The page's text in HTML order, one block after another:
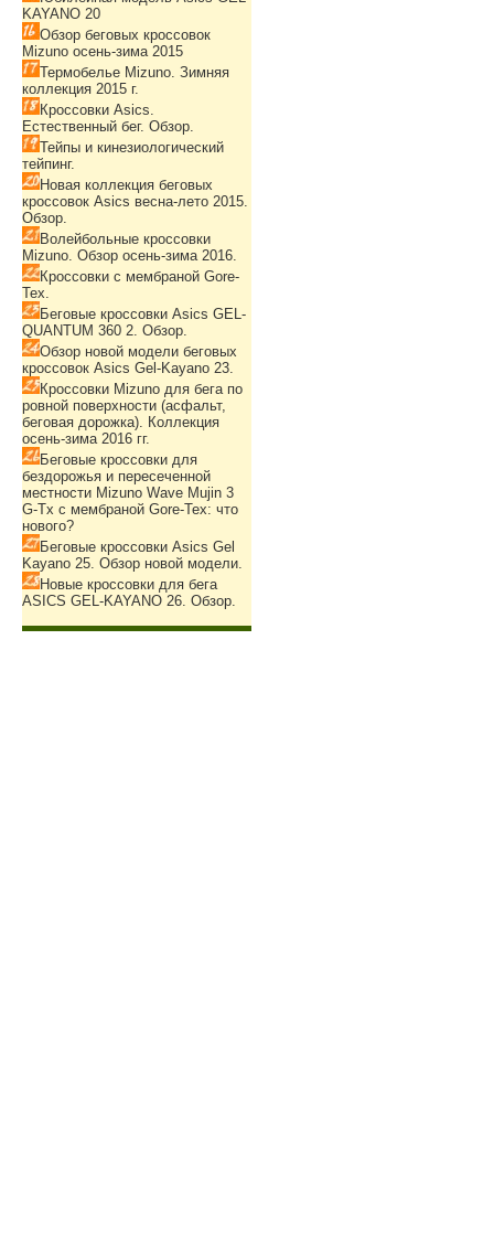
KAYANO 20
Обзор беговых кроссовок
Mizuno осень-зима 2015
Термобелье Mizuno. Зимняя
коллекция 2015 г.
Кроссовки Asics.
Естественный бег. Обзор.
Тейпы и кинезиологический
тейпинг.
Новая коллекция беговых
кроссовок Asics весна-лето 2015.
Обзор.
Волейбольные кроссовки
Mizuno. Обзор осень-зима 2016.
Кроссовки с мембраной Gore-
Tex.
Беговые кроссовки Asics GEL-
QUANTUM 360 2. Обзор.
Обзор новой модели беговых
кроссовок Asics Gel-Kayano 23.
Кроссовки Mizuno для бега по
ровной поверхности (асфальт,
беговая дорожка). Коллекция
осень-зима 2016 гг.
Беговые кроссовки для
бездорожья и пересеченной
местности Mizuno Wave Mujin 3
G-Tx с мембраной Gore-Tex: что
нового?
Беговые кроссовки Asics Gel
Kayano 25. Обзор новой модели.
Новые кроссовки для бега
ASICS GEL-KAYANO 26. Обзор.